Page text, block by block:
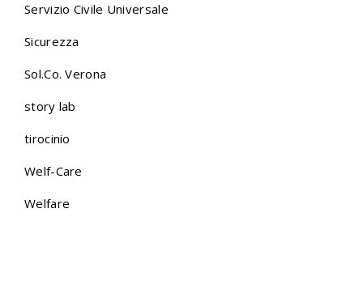
Servizio Civile Universale
Sicurezza
Sol.Co. Verona
story lab
tirocinio
Welf-Care
Welfare